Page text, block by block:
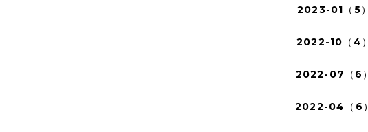
2023-01（5）
2022-10（4）
2022-07（6）
2022-04（6）